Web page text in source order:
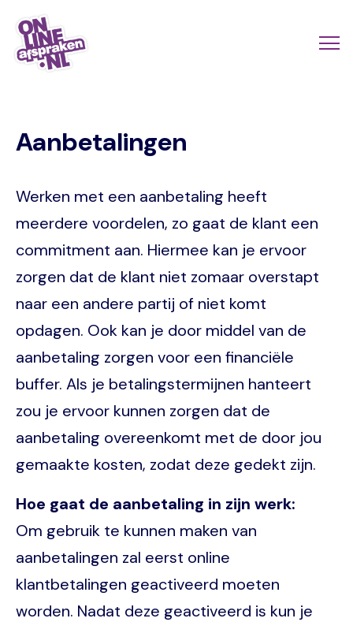
Naar
hoofdinhoud
Aanbetalingen
Werken met een aanbetaling heeft
meerdere voordelen, zo gaat de klant een
commitment aan. Hiermee kan je ervoor
zorgen dat de klant niet zomaar overstapt
naar een andere partij of niet komt
opdagen. Ook kan je door middel van de
aanbetaling zorgen voor een financiële
buffer. Als je betalingstermijnen hanteert
zou je ervoor kunnen zorgen dat de
aanbetaling overeenkomt met de door jou
gemaakte kosten, zodat deze gedekt zijn.
Hoe gaat de aanbetaling in zijn werk:
Om gebruik te kunnen maken van
aanbetalingen zal eerst online
klantbetalingen geactiveerd moeten
worden. Nadat deze geactiveerd is kun je